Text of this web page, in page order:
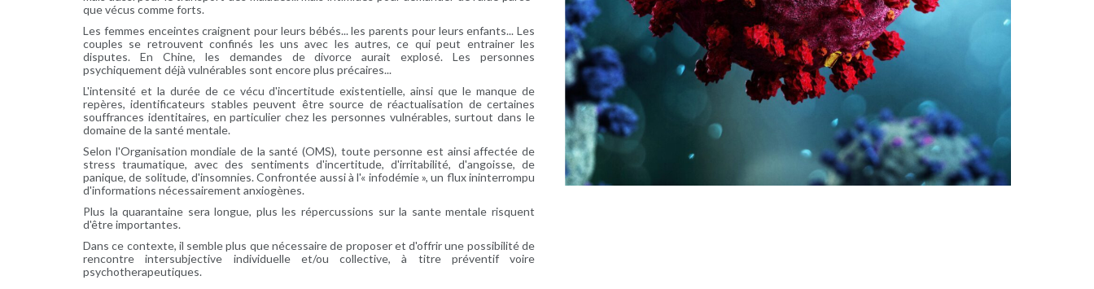
que vécus comme forts.
Les femmes enceintes craignent pour leurs bébés... les parents pour leurs enfants... Les
couples se retrouvent confinés les uns avec les autres, ce qui peut entrainer les
disputes. En Chine, les demandes de divorce aurait explosé. Les personnes
psychiquement déjà vulnérables sont encore plus précaires...
L'intensité et la durée de ce vécu d'incertitude existentielle, ainsi que le manque de
repères, identificateurs stables peuvent être source de réactualisation de certaines
souffrances identitaires, en particulier chez les personnes vulnérables, surtout dans le
domaine de la santé mentale.
Selon l'Organisation mondiale de la santé (OMS), toute personne est ainsi affectée de
stress traumatique, avec des sentiments d'incertitude, d'irritabilité, d'angoisse, de
panique, de solitude, d'insomnies. Confrontée aussi à l'« infodémie », un flux ininterrompu
d'informations nécessairement anxiogènes.
Plus la quarantaine sera longue, plus les répercussions sur la sante mentale risquent
d'être importantes.
Dans ce contexte, il semble plus que nécessaire de proposer et d'offrir une possibilité de
rencontre intersubjective individuelle et/ou collective, à titre préventif voire
psychotherapeutiques.